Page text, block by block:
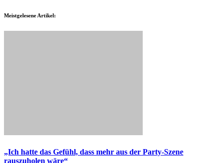
Meistgelesene Artikel:
„Ich hatte das Gefühl, dass mehr aus der Party-Szene
rauszuholen wäre“